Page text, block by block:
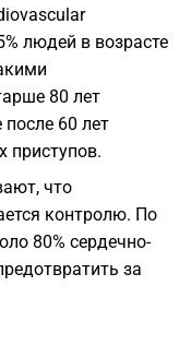
людей в возрасте
80 лет
после 60 лет
приступов.
что
контролю. По
80% сердечно-
за